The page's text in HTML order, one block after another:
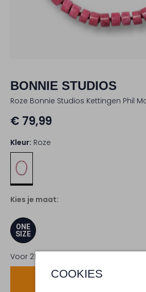
COOKIES
BONNIE STUDIOS
Roze Bonnie Studios Kettingen Phil
€ 79,99
Kleur: Roze
Kies je maat:
ONE
SIZE
Voor 21:00 uur besteld,
Voeg toe